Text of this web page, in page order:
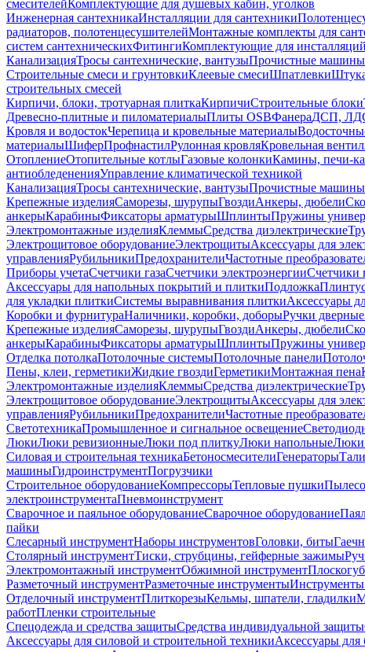
смесителейКомплектующие для душевых кабин, уголков
Инженерная сантехникаИнсталляции для сантехники
радиаторов, полотенцесушителейМонтажные комплекты для
систем сантехническихФитингиКомплектующие для инсталляций
КанализацияТросы сантехнические, вантузыПрочистные машины
Строительные смеси и грунтовкиКлеевые смесиШпатлевки
строительных смесей
Кирпичи, блоки, тротуарная плиткаКирпичиСтроительные блоки
Древесно-плитные и пиломатериалыПлиты OSBФанераДСП,
Кровля и водостокЧерепица и кровельные материалы
материалыШиферПрофнастилРулонная кровляКровельная
ОтоплениеОтопительные котлыГазовые колонкиКамины, печи-
антиобледененияУправление климатической техникой
КанализацияТросы сантехнические, вантузыПрочистные машины
Крепежные изделияСаморезы, шурупыГвоздиАнкеры, дюбели
анкерыКарабиныФиксаторы арматурыШплинтыПружины
Электромонтажные изделияКлеммыСредства диэлектрические
Электрощитовое оборудованиеЭлектрощитыАксессуары для
управленияРубильникиПредохранителиЧастотные
Приборы учетаСчетчики газаСчетчики электроэнергииСчетчики
Аксессуары для напольных покрытий и плиткиПодложка
для укладки плиткиСистемы выравнивания плиткиАксессуары
Коробки и фурнитураНаличники, коробки, доборыРучки дверные
Крепежные изделияСаморезы, шурупыГвоздиАнкеры, дюбели
анкерыКарабиныФиксаторы арматурыШплинтыПружины
Отделка потолкаПотолочные системыПотолочные панели
Пены, клеи, герметикиЖидкие гвоздиГерметикиМонтажная пена
Электромонтажные изделияКлеммыСредства диэлектрические
Электрощитовое оборудованиеЭлектрощитыАксессуары для
управленияРубильникиПредохранителиЧастотные
СветотехникаПромышленное и сигнальное освещение
ЛюкиЛюки ревизионныеЛюки под плиткуЛюки напольныеЛюки
Силовая и строительная техникаБетоносмесителиГенераторы
машиныГидроинструментПогрузчики
Строительное оборудованиеКомпрессорыТепловые пушки
электроинструментаПневмоинструмент
Сварочное и паяльное оборудованиеСварочное оборудование
пайки
Слесарный инструментНаборы инструментовГоловки, биты
Столярный инструментТиски, струбцины, гейферные зажимы
Электромонтажный инструментОбжимной инструмент
Разметочный инструментРазметочные инструментыИнструменты
Отделочный инструментПлиткорезыКельмы, шпатели, гладилки
работПленки строительные
Спецодежда и средства защитыСредства индивидуальной защиты
Аксессуары для силовой и строительной техникиАксессуары для